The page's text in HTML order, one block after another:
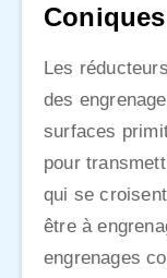
Coniques
Les
des
surfaces
pour
qui se
être à
engrenages